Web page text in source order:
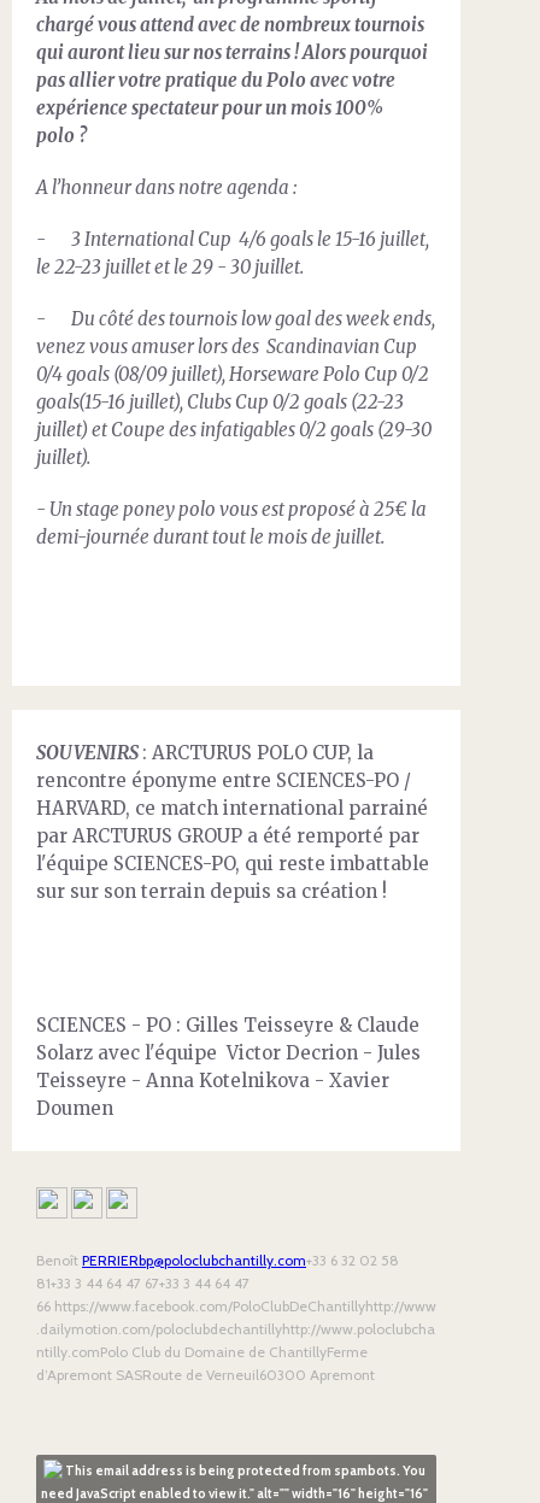
chargé vous attend avec de nombreux tournois
qui auront lieu sur nos terrains ! Alors pourquoi
pas allier votre pratique du Polo avec votre
expérience spectateur pour un mois 100%
polo ?
A l’honneur dans notre agenda :
- 3 International Cup 4/6 goals le 15-16 juillet,
le 22-23 juillet et le 29 - 30 juillet.
- Du côté des tournois low goal des week ends,
venez vous amuser lors des Scandinavian Cup
0/4 goals (08/09 juillet), Horseware Polo Cup 0/2
goals(15-16 juillet), Clubs Cup 0/2 goals (22-23
juillet) et Coupe des infatigables 0/2 goals (29-30
juillet).
- Un stage poney polo vous est proposé à 25€ la
demi-journée durant tout le mois de juillet.
SOUVENIRS : ARCTURUS POLO CUP, la
rencontre éponyme entre SCIENCES-PO /
HARVARD, ce match international parrainé
par ARCTURUS GROUP a été remporté par
l'équipe SCIENCES-PO, qui reste imbattable
sur sur son terrain depuis sa création !
SCIENCES - PO : Gilles Teisseyre & Claude
Solarz avec l'équipe Victor Decrion - Jules
Teisseyre - Anna Kotelnikova - Xavier
Doumen
Benoît PERRIERbp@poloclubchantilly.com+33 6 32 02 58
81+33 3 44 64 47 67+33 3 44 64 47
66 https://www.facebook.com/PoloClubDeChantillyhttp://www
.dailymotion.com/poloclubdechantillyhttp://www.poloclubcha
ntilly.comPolo Club du Domaine de ChantillyFerme
d’Apremont SASRoute de Verneuil60300 Apremont
This email address is being protected from spambots. You
need JavaScript enabled to view it." alt="" width="16" height="16"